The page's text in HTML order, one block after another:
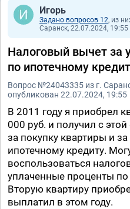
Игорь
Задано вопросов 12, из
Саранск, 22.07.2024, 19:55
Налоговый вычет за
по ипотечному
Вопрос №24043335 из г.
опубликован 22.07.2024, 19:55
В 2011 году я приобрел
000 руб. и получил с
за покупку квартиры и
ипотечному кредиту.
воспользоваться
уплаченные проценты по
Вторую квартиру
выплатил в этом году.